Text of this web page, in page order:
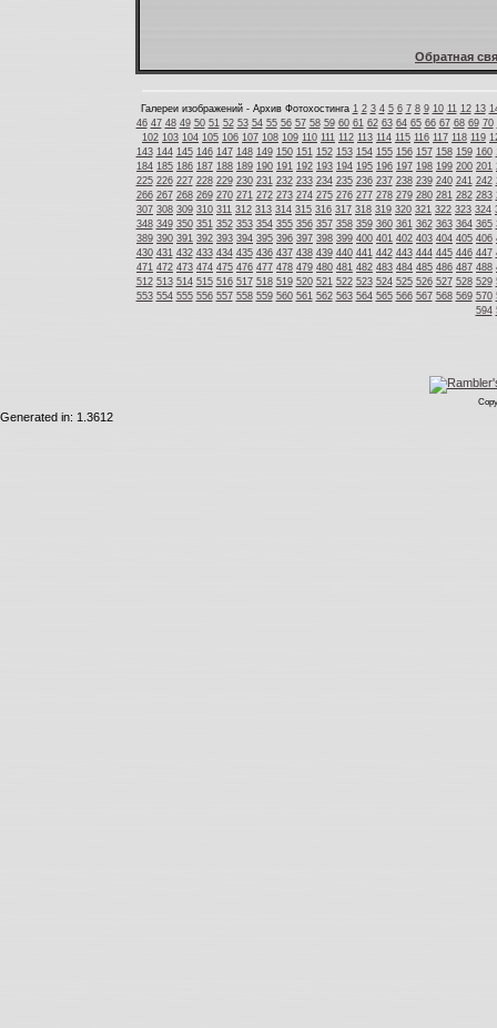
Обратная
Галереи изображений - Архив Фотохостинга 1 2 3 4 5 6 7 8 9 10 11 12 13
46 47 48 49 50 51 52 53 54 55 56 57 58 59 60 61 62 63 64 65 66 67 68 69 70
102 103 104 105 106 107 108 109 110 111 112 113 114 115 116 117 118 119
143 144 145 146 147 148 149 150 151 152 153 154 155 156 157 158 159 160
184 185 186 187 188 189 190 191 192 193 194 195 196 197 198 199 200 201
225 226 227 228 229 230 231 232 233 234 235 236 237 238 239 240 241 242
266 267 268 269 270 271 272 273 274 275 276 277 278 279 280 281 282 283
307 308 309 310 311 312 313 314 315 316 317 318 319 320 321 322 323 324
348 349 350 351 352 353 354 355 356 357 358 359 360 361 362 363 364 365
389 390 391 392 393 394 395 396 397 398 399 400 401 402 403 404 405 406
430 431 432 433 434 435 436 437 438 439 440 441 442 443 444 445 446 447
471 472 473 474 475 476 477 478 479 480 481 482 483 484 485 486 487 488
512 513 514 515 516 517 518 519 520 521 522 523 524 525 526 527 528 529
553 554 555 556 557 558 559 560 561 562 563 564 565 566 567 568 569 570
594
Generated in: 1.3612